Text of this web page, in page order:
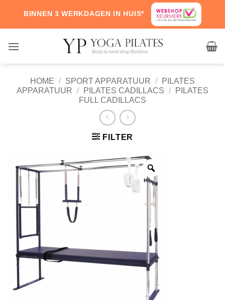
content
BINNEN 3 WERKDAGEN IN HUIS*
HOME / SPORT APPARATUUR /
PILATES
APPARATUUR
/ PILATES CADILLACS /
PILATES
FULL CADILLACS
FILTER